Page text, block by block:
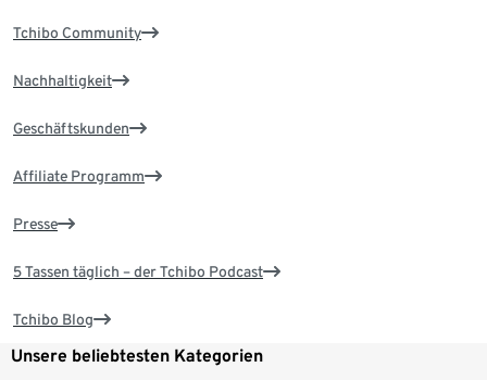
Tchibo Community
Nachhaltigkeit
Geschäftskunden
Affiliate Programm
Presse
5 Tassen täglich – der Tchibo Podcast
Tchibo Blog
Unsere beliebtesten Kategorien